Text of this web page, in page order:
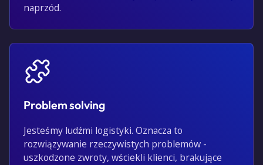
naprzód.
Problem solving
Jesteśmy ludźmi logistyki. Oznacza to
rozwiązywanie rzeczywistych problemów -
uszkodzone zwroty, wściekli klienci, brakujące